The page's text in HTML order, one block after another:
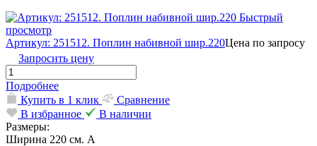
Быстрый
просмотр
Артикул: 251512. Поплин набивной шир.220Цена по запросу
Запросить цену
Подробнее
Купить в 1 клик
Сравнение
В избранное
В наличии
Размеры:
Ширина 220 см. А